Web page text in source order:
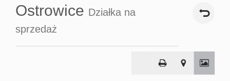
Strefa
Ostrowice Działka na
sprzedaż